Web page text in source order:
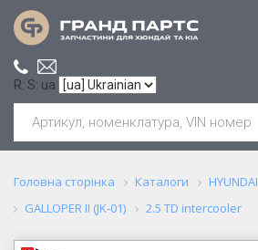
R: S: ua
Головна сторінка Каталоги HYUNDAI
GALLOPER II (JK-01)
2.5 TD intercooler